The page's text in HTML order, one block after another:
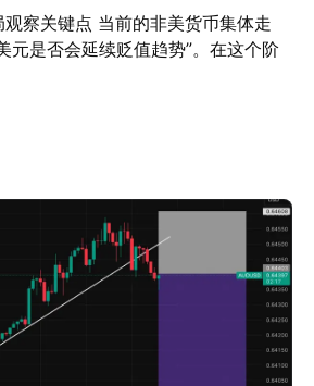
察关键点 当前的非美货币集体走
元是否会延续贬值趋势”。在这个阶
年5月28日出现的M5v6信号，成为
价格区间0.64248（05月28日
？ 如果AUDUSD在此处获得有效支
带动NZDUSD、EURUSD、GBPUSD
值趋势持续，风险偏好回暖。 如果
、价格很快跌破，则美元短线反弹或
需提高防守和资金管理警觉。 我的系
号节点的演化过程，并同步跟踪非美
。 这也是之后我制作“美元贬值主题